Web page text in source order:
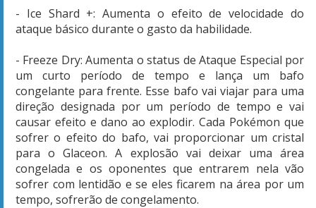
- Ice Shard +: Aumenta o efeito de velocidade do
ataque básico durante o gasto da habilidade.
- Freeze Dry: Aumenta o status de Ataque Especial por
um curto período de tempo e lança um bafo
congelante para frente. Esse bafo vai viajar para uma
direção designada por um período de tempo e vai
causar efeito e dano ao explodir. Cada Pokémon que
sofrer o efeito do bafo, vai proporcionar um cristal
para o Glaceon. A explosão vai deixar uma área
congelada e os oponentes que entrarem nela vão
sofrer com lentidão e se eles ficarem na área por um
tempo, sofrerão de congelamento.